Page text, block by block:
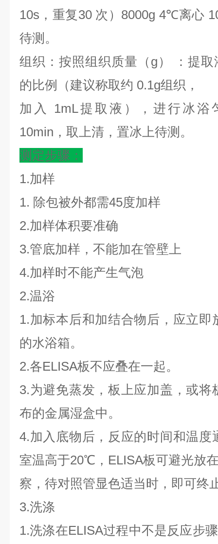
10s，重复30 次）8000g 4℃离心
待测。
组织：按照组织质量（ g） ：提
的比例（建议称取约 0.1g组织，
加入
1mL提取液），进行冰
10min，取上清，置冰上待测。
测定步骤：
1.加样
1. 除包被外都需45度加样
2.加样体积要准确
3.管底加样，不能加在管壁上
4.加样时不能产生气泡
2.温浴
1.加标本后和加结合物后，应立
的水浴箱。
2.各ELISA板不应叠在一起。
3.为避免蒸发，板上应加盖，或
布的金属湿盒中。
4.加入底物后，反应的时间和温度
室温高于20℃，ELISA板可避光放
察，待对照管显色适当时，即可终
3.洗涤
1.洗涤在ELISA过程中不是反应步